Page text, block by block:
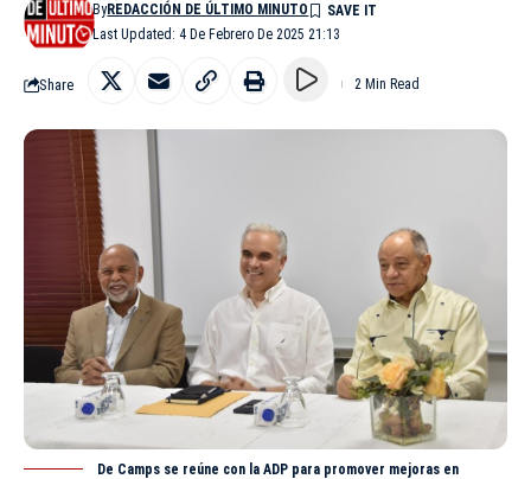
Last Updated: 4 De Febrero De 2025 21:13
ByREDACCIÓN DE ÚLTIMO MINUTO
Share 2 Min Read
De Camps se reúne con la ADP para promover mejoras en